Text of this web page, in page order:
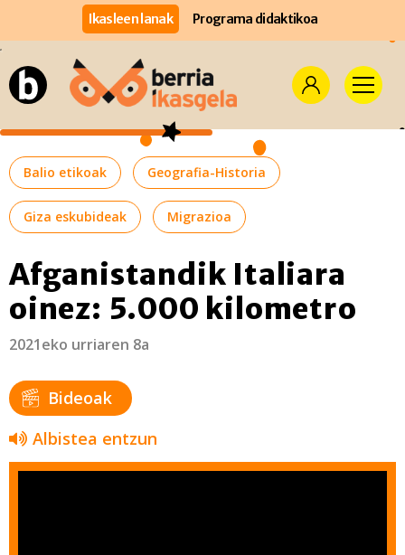
Ikasleen lanak Programa didaktikoa
Balio etikoak Geografia-Historia
Giza eskubideak Migrazioa
Afganistandik Italiara
oinez: 5.000 kilometro
2021eko urriaren 8a
Bideoak
Albistea entzun